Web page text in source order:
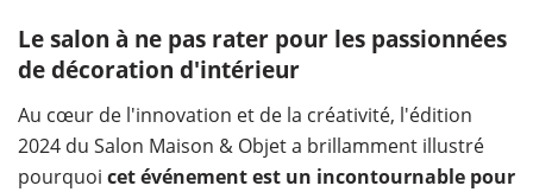
Le salon à ne pas rater pour les passionnées
de décoration d'intérieur
Au cœur de l'innovation et de la créativité, l'édition
2024 du Salon Maison & Objet a brillamment illustré
pourquoi cet événement est un incontournable pour